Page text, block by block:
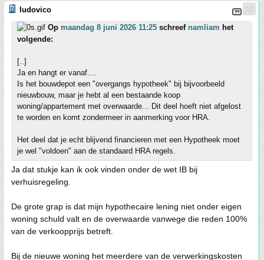
ludovico
Op maandag 8 juni 2026 11:25 schreef namliam het
volgende:
[..]
Ja en hangt er vanaf....
Is het bouwdepot een "overgangs hypotheek" bij bijvoorbeeld
nieuwbouw, maar je hebt al een bestaande koop
woning/appartement met overwaarde... Dit deel hoeft niet afgelost
te worden en komt zondermeer in aanmerking voor HRA.
Het deel dat je echt blijvend financieren met een Hypotheek moet
je wel "voldoen" aan de standaard HRA regels.
Ja dat stukje kan ik ook vinden onder de wet IB bij
verhuisregeling.
De grote grap is dat mijn hypothecaire lening niet onder eigen
woning schuld valt en de overwaarde vanwege die reden 100%
van de verkoopprijs betreft.
Bij de nieuwe woning het meerdere van de verwerkingskosten